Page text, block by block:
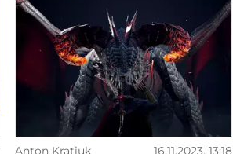
Anton Kratiuk 16.11.2023, 13:18